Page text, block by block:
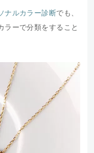
ナルカラー診断でも、
ラーで分類をすること